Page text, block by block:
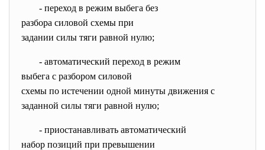
- переход в режим выбега без
разбора силовой схемы при
задании силы тяги равной нулю;
- автоматический переход в режим
выбега с разбором силовой
схемы по истечении одной минуты движения с
заданной силы тяги равной нулю;
- приостанавливать автоматический
набор позиций при превышении